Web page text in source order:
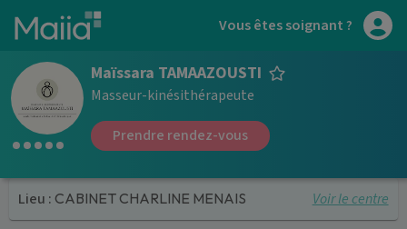
Aller au contenu principal Vous êtes soignant ?
Maïssara TAMAAZOUSTI
Masseur-kinésithérapeute
Prendre rendez-vous
Lieu : CABINET CHARLINE MENAIS Voir le centre